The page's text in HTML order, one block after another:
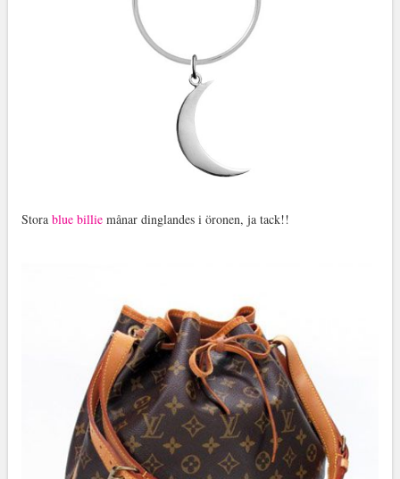
Stora blue billiemånar dinglandes i öronen, ja tack!!